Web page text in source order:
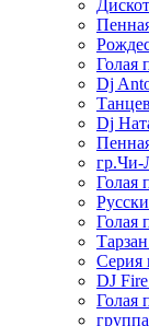
Голая
Dj
Dj
гр.Чи-
Голая
Голая
Серия
DJ
Голая